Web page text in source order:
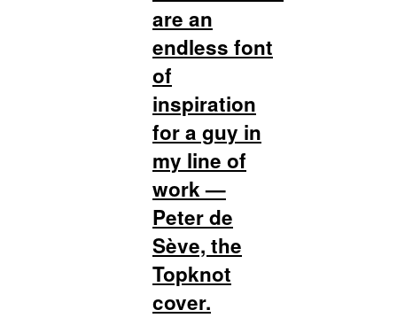
are an
endless font
of
inspiration
for a guy in
my line of
work —
Peter de
Sève, the
Topknot
cover.